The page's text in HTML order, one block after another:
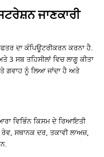
ਜਾਣਕਾਰੀ
ਦਾ ਕੰਪਿਊਟਰੀਕਰਨ ਕਰਨਾ ਹੈ.
3 ਸਬ ਤਹਿਸੀਲਾਂ ਵਿਚ ਲਾਗੂ ਕੀਤਾ
ਗਵਾਹ ਨੂੰ ਲਿਆ ਜਾਂਦਾ ਹੈ ਅਤੇ
ਵਿਭਿੰਨ ਕਿਸਮ ਦੇ ਰਿਆਇਤੀ
ਸਥਾਨਕ ਦਰ, ਤਕਾਵੀ ਲਾਅਜ਼,